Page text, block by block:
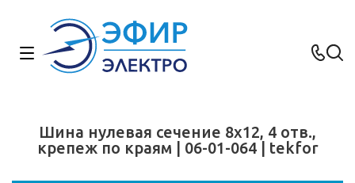
Шина нулевая сечение 8х12, 4 отв.,
крепеж по краям | 06-01-064 | tekfor